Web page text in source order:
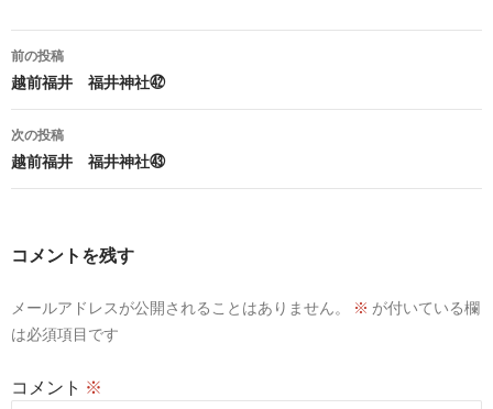
投
稿
ナ
ビ
ゲ
ョ
前の投稿
越前福井 福井神社㊷
次の投稿
越前福井 福井神社㊸
コメントを残す
メールアドレスが公開されることはありません。 ※ が付いている欄
は必須項目です
コメント ※